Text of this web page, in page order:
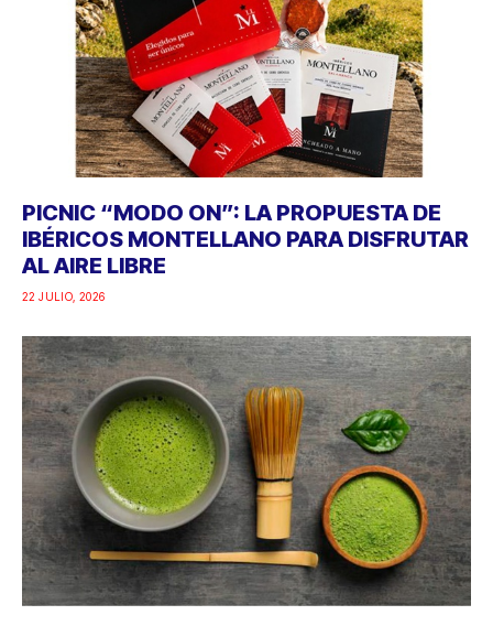
PICNIC “MODO ON”: LA PROPUESTA DE
IBÉRICOS MONTELLANO PARA DISFRUTAR
AL AIRE LIBRE
22 JULIO, 2026